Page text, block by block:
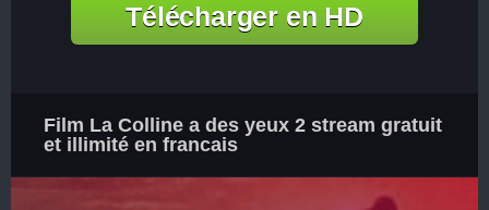
Télécharger en HD
Film La Colline a des yeux 2 stream gratuit
et illimité en francais